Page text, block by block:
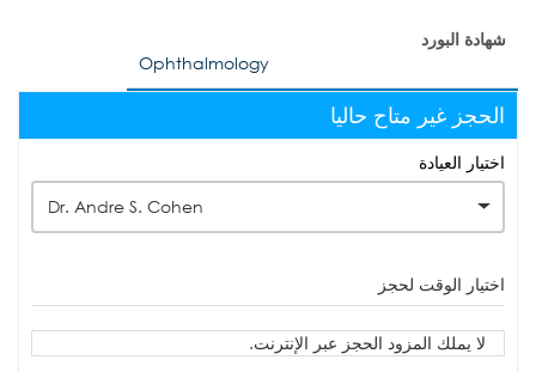
شهادة البورد
Ophthalmology
الحجز غير متاح حاليا
اختيار العيادة
Dr. Andre S. Cohen
اختيار الوقت لحجز
لا يملك المزود الحجز عبر الإنترنت.